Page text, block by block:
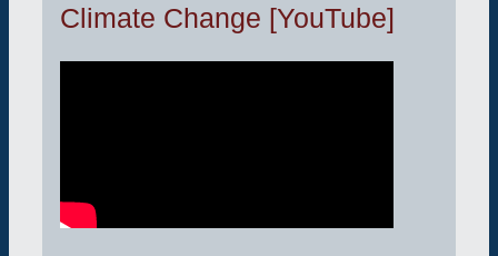
Climate Change [YouTube]